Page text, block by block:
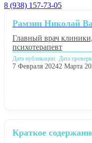
8 (938) 157-73-05
Краткое
Рамзин Николай
Главный врач
психотерапевт
Дата публикации:
7 Февраля 2024
Дата
2 Марта